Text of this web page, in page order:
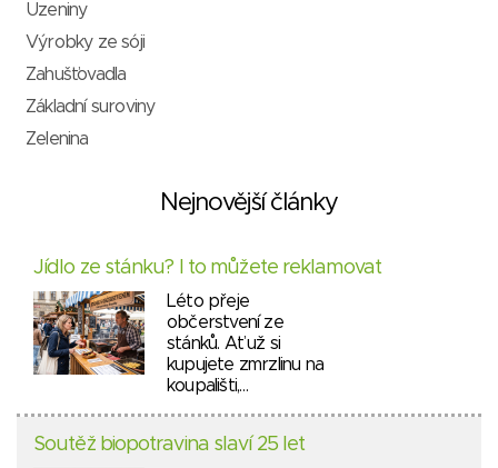
Uzeniny
Výrobky ze sóji
Zahušťovadla
Základní suroviny
Zelenina
Nejnovější články
Jídlo ze stánku? I to můžete reklamovat
Léto přeje
občerstvení ze
stánků. Ať už si
kupujete zmrzlinu na
koupališti,…
Soutěž biopotravina slaví 25 let